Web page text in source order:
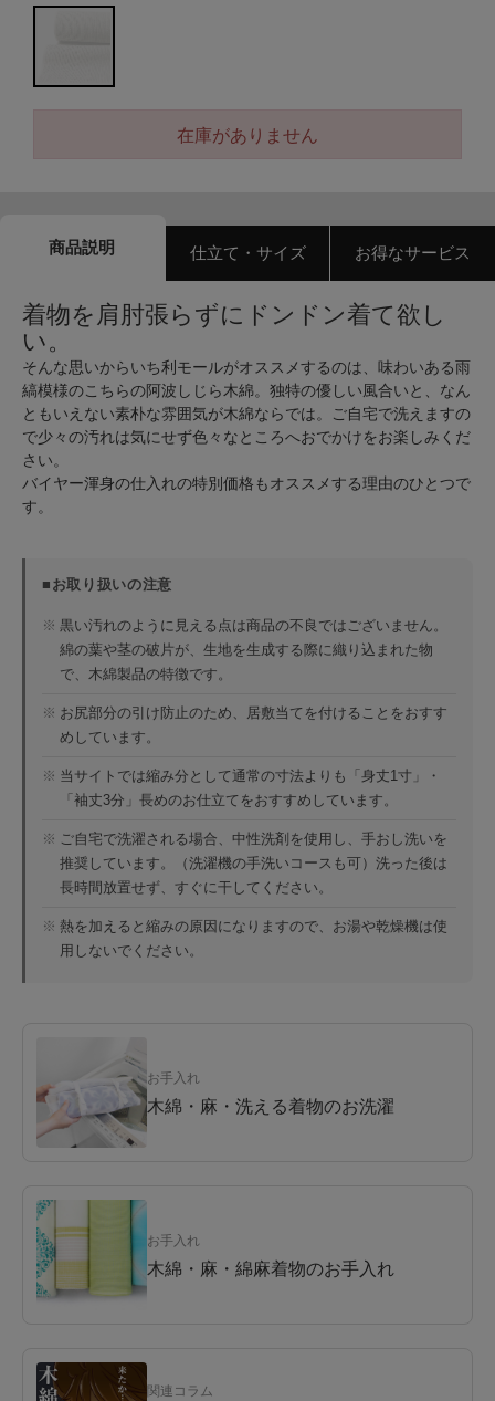
在庫がありません
商品説明 仕立て・サイズ お得なサービス
着物を肩肘張らずにドンドン着て欲し
い。
そんな思いからいち利モールがオススメするのは、味わいある雨
縞模様のこちらの阿波しじら木綿。独特の優しい風合いと、なん
ともいえない素朴な雰囲気が木綿ならでは。ご自宅で洗えますの
で少々の汚れは気にせず色々なところへおでかけをお楽しみくだ
さい。
バイヤー渾身の仕入れの特別価格もオススメする理由のひとつで
す。
■お取り扱いの注意
※ 黒い汚れのように見える点は商品の不良ではございません。
綿の葉や茎の破片が、生地を生成する際に織り込まれた物
で、木綿製品の特徴です。
※ お尻部分の引け防止のため、居敷当てを付けることをおすす
めしています。
※ 当サイトでは縮み分として通常の寸法よりも「身丈1寸」・
「袖丈3分」長めのお仕立てをおすすめしています。
※ ご自宅で洗濯される場合、中性洗剤を使用し、手おし洗いを
推奨しています。（洗濯機の手洗いコースも可）洗った後は
長時間放置せず、すぐに干してください。
※ 熱を加えると縮みの原因になりますので、お湯や乾燥機は使
用しないでください。
お手入れ
木綿・麻・洗える着物のお洗濯
お手入れ
木綿・麻・綿麻着物のお手入れ
関連コラム